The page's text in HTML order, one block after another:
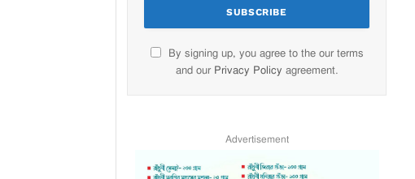
By signing up, you agree to the our terms
and our Privacy Policy agreement.
Advertisement